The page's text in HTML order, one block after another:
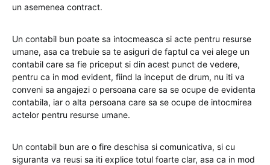
un asemenea contract.
Un contabil bun poate sa intocmeasca si acte pentru resurse
umane, asa ca trebuie sa te asiguri de faptul ca vei alege un
contabil care sa fie priceput si din acest punct de vedere,
pentru ca in mod evident, fiind la inceput de drum, nu iti va
conveni sa angajezi o persoana care sa se ocupe de evidenta
contabila, iar o alta persoana care sa se ocupe de intocmirea
actelor pentru resurse umane.
Un contabil bun are o fire deschisa si comunicativa, si cu
siguranta va reusi sa iti explice totul foarte clar, asa ca in mod